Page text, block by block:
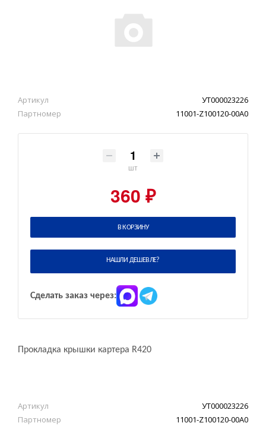
Артикул
УТ000023226
Партномер
11001-Z100120-00A0
шт
360 ₽
В КОРЗИНУ
НАШЛИ ДЕШЕВЛЕ?
Сделать заказ через:
Прокладка крышки картера R420
Артикул
УТ000023226
Партномер
11001-Z100120-00A0